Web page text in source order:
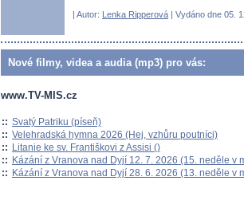
| Autor: Lenka Ripperová | Vydáno dne 05.
Nové filmy, videa a audia (mp3) pro vás:
www.TV-MIS.cz
:: Svatý Patriku (píseň)
:: Velehradská hymna 2026 (Hej, vzhůru poutníci)
:: Litanie ke sv. Františkovi z Assisi ()
:: Kázání z Vranova nad Dyjí 12. 7. 2026 (15. neděle v
:: Kázání z Vranova nad Dyjí 28. 6. 2026 (13. neděle v